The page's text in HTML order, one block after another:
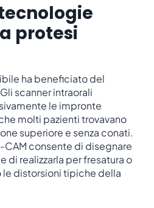
protesi
ha beneficiato del
scanner intraorali
le impronte
molti pazienti trovavano
superiore e senza conati.
consente di disegnare
di realizzarla per fresatura o
distorsioni tipiche della